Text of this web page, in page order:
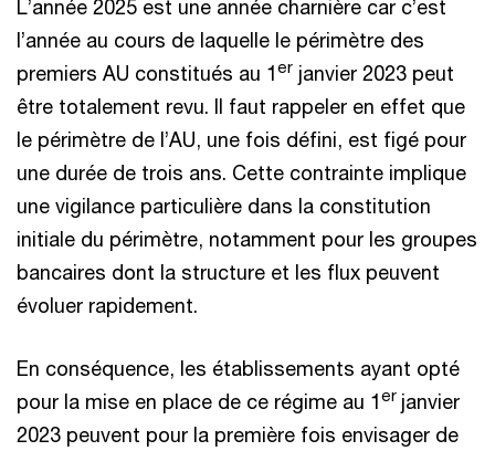
L’année 2025 est une année charnière car c’est
l’année au cours de laquelle le périmètre des
premiers AU constitués au 1er janvier 2023 peut
être totalement revu. Il faut rappeler en effet que
le périmètre de l’AU, une fois défini, est figé pour
une durée de trois ans. Cette contrainte implique
une vigilance particulière dans la constitution
initiale du périmètre, notamment pour les groupes
bancaires dont la structure et les flux peuvent
évoluer rapidement.
En conséquence, les établissements ayant opté
pour la mise en place de ce régime au 1er janvier
2023 peuvent pour la première fois envisager de